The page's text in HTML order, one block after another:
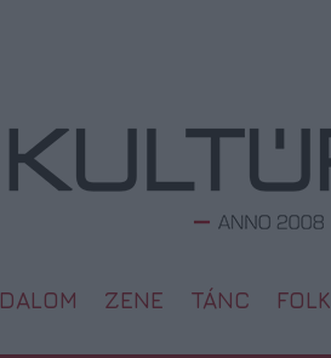
ZENE TÁNC FOLK